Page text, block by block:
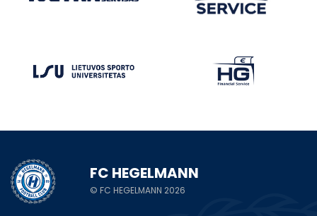
FC HEGELMANN
© FC HEGELMANN 2026